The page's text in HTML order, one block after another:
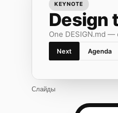
KEYNOTE
Design
One DESIGN.md
Next Agenda
Слайды